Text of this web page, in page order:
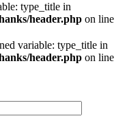
type_title in
header.php on line
variable: type_title in
header.php on line